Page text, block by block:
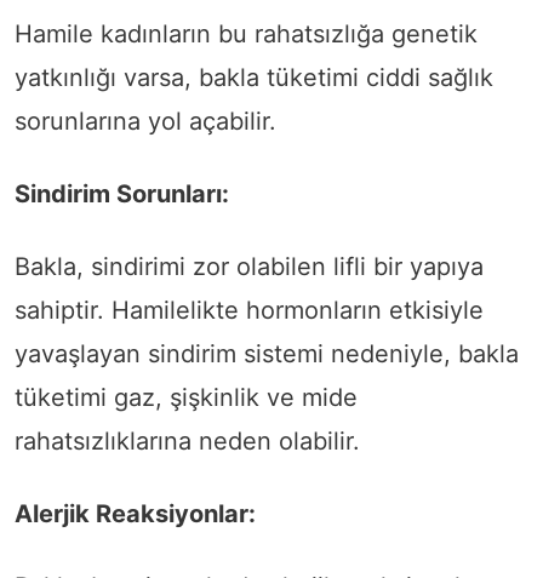
Hamile kadınların bu rahatsızlığa genetik
yatkınlığı varsa, bakla tüketimi ciddi sağlık
sorunlarına yol açabilir.
Sindirim Sorunları:
Bakla, sindirimi zor olabilen lifli bir yapıya
sahiptir. Hamilelikte hormonların etkisiyle
yavaşlayan sindirim sistemi nedeniyle, bakla
tüketimi gaz, şişkinlik ve mide
rahatsızlıklarına neden olabilir.
Alerjik Reaksiyonlar: